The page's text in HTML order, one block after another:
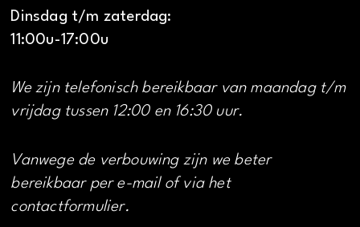
Dinsdag t/m zaterdag:
11:00u-17:00u
We zijn telefonisch bereikbaar van maandag t/m
vrijdag tussen 12:00 en 16:30 uur.
Vanwege de verbouwing zijn we beter
bereikbaar per e-mail of via het
contactformulier.